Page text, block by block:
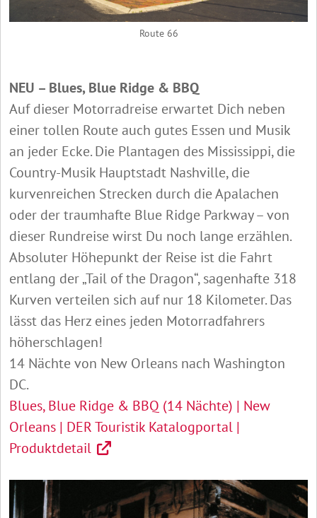
Route 66
NEU – Blues, Blue Ridge & BBQ
Auf dieser Motorradreise erwartet Dich neben
einer tollen Route auch gutes Essen und Musik
an jeder Ecke. Die Plantagen des Mississippi, die
Country-Musik Hauptstadt Nashville, die
kurvenreichen Strecken durch die Apalachen
oder der traumhafte Blue Ridge Parkway – von
dieser Rundreise wirst Du noch lange erzählen.
Absoluter Höhepunkt der Reise ist die Fahrt
entlang der „Tail of the Dragon“, sagenhafte 318
Kurven verteilen sich auf nur 18 Kilometer. Das
lässt das Herz eines jeden Motorradfahrers
höherschlagen!
14 Nächte von New Orleans nach Washington
DC.
Blues, Blue Ridge & BBQ (14 Nächte) | New
Orleans | DER Touristik Katalogportal |
Produktdetail